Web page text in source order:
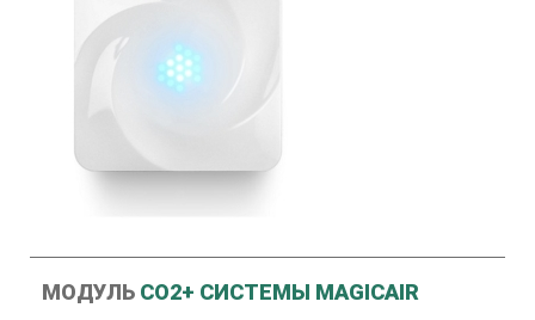
МОДУЛЬ СО2+ СИСТЕМЫ MAGICAIR